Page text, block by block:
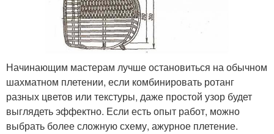
Начинающим мастерам лучше остановиться на обычном
шахматном плетении, если комбинировать ротанг
разных цветов или текстуры, даже простой узор будет
выглядеть эффектно. Если есть опыт работ, можно
выбрать более сложную схему, ажурное плетение.